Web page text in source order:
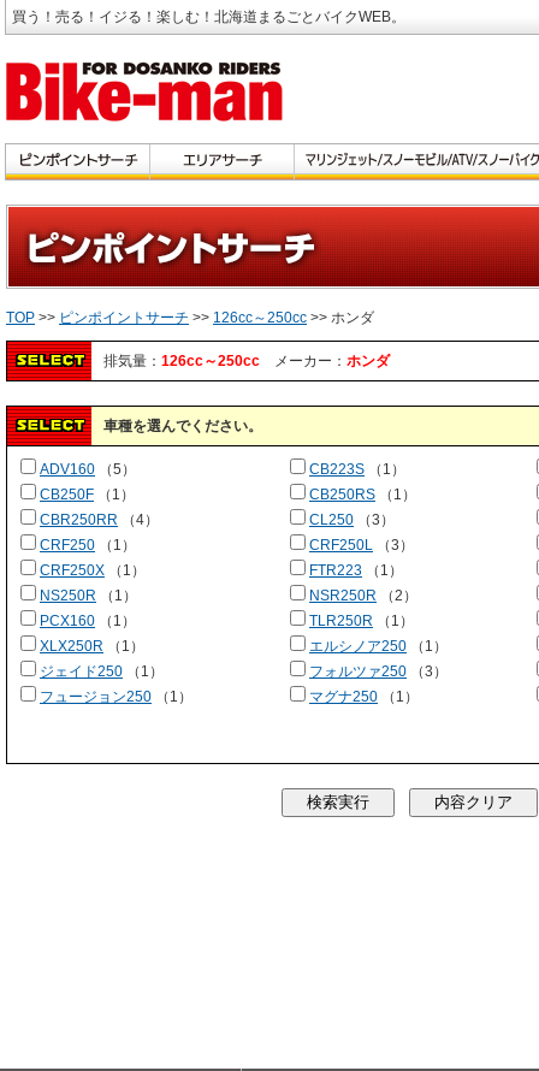
買う！売る！イジる！楽しむ！北海道まるごとバイクWEB。
TOP >> ピンポイントサーチ >> 126cc～250cc >> ホンダ
排気量： 126cc～250cc メーカー： ホンダ
車種を選んでください。
ADV160 （5） CB223S （1）
CB250F （1） CB250RS （1）
CBR250RR （4） CL250 （3）
CRF250 （1） CRF250L （3）
CRF250X （1） FTR223 （1）
NS250R （1） NSR250R （2）
PCX160 （1） TLR250R （1）
XLX250R （1） エルシノア250 （1）
ジェイド250 （1） フォルツァ250 （3）
フュージョン250 （1） マグナ250 （1）